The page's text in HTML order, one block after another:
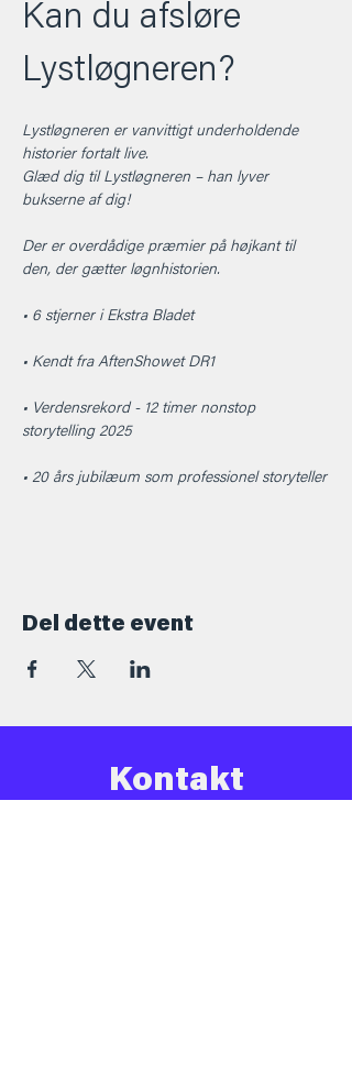
Kan du afsløre
Lystløgneren?
Lystløgneren er vanvittigt underholdende
historier fortalt live.
Glæd dig til Lystløgneren – han lyver
bukserne af dig!
Der er overdådige præmier på højkant til
den, der gætter løgnhistorien.
• 6 stjerner i Ekstra Bladet
• Kendt fra AftenShowet DR1
• Verdensrekord - 12 timer nonstop
storytelling 2025
• 20 års jubilæum som professionel storyteller
Del dette event
Kontakt